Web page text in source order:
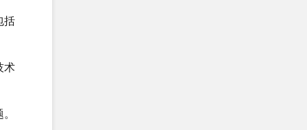
括
术